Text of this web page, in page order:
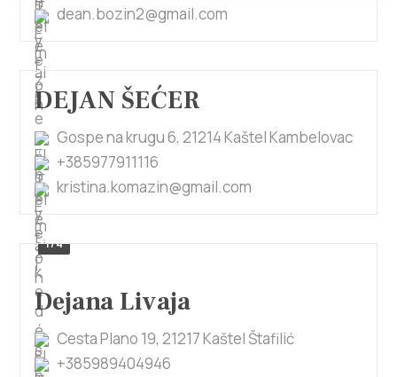
dean.bozin2@gmail.com
DEJAN ŠEĆER
Gospe na krugu 6, 21214 Kaštel Kambelovac
+385977911116
kristina.komazin@gmail.com
1/4
Dejana Livaja
Cesta Plano 19, 21217 Kaštel Štafilić
+385989404946